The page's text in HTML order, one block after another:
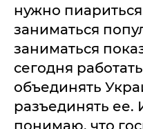
нужно
заниматься
заниматься
сегодня
объединять
разъединять ее.
понимаю, что